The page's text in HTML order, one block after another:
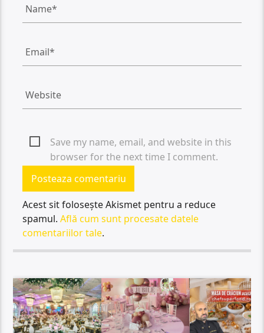
Save my name, email, and website in this
browser for the next time I comment.
Acest sit folosește Akismet pentru a reduce
spamul.Află cum sunt procesate datele
comentariilor tale.